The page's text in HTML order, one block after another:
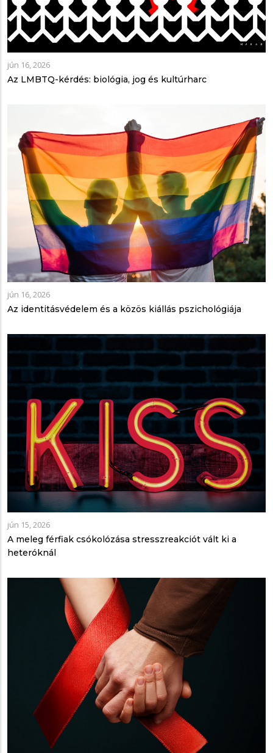
jún 16, 2026
Az LMBTQ-kérdés: biológia, jog és kultúrharc
jún 16, 2026
Az identitásvédelem és a közös kiállás pszichológiája
jún 15, 2026
A meleg férfiak csókolózása stresszreakciót vált ki a
heteróknál